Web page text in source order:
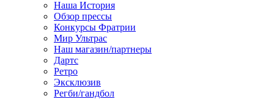
Наша История
Обзор прессы
Конкурсы Фратрии
Мир Ультрас
Наш магазин/партнеры
Дартс
Ретро
Эксклюзив
Регби/гандбол